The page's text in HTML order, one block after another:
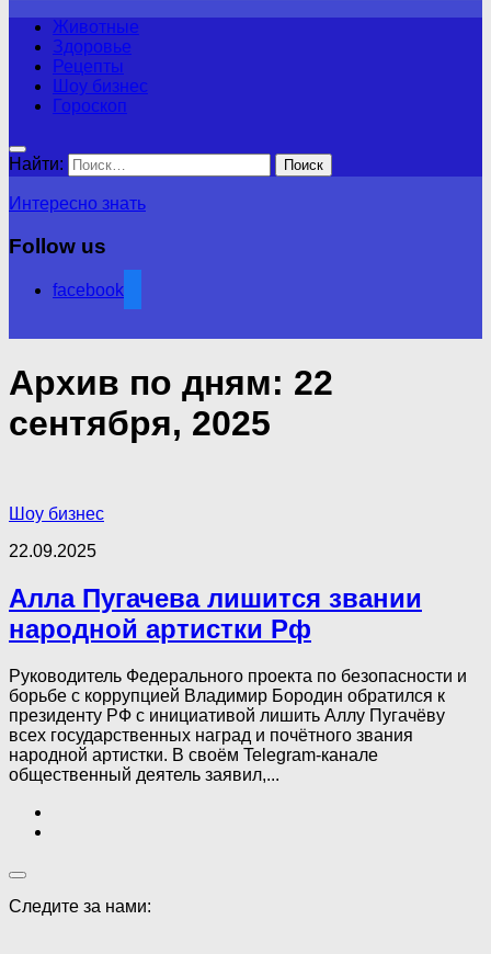
Животные
Здоровье
Рецепты
Шоу бизнес
Гороскоп
Найти:
Интересно знать
Follow us
facebook
Архив по дням: 22
сентября, 2025
Шоу бизнес
22.09.2025
Алла Пугачева лишится звании
народной артистки Рф
Руководитель Федерального проекта по безопасности и
борьбе с коррупцией Владимир Бородин обратился к
президенту РФ с инициативой лишить Аллу Пугачёву
всех государственных наград и почётного звания
народной артистки. В своём Telegram-канале
общественный деятель заявил,...
Следите за нами: